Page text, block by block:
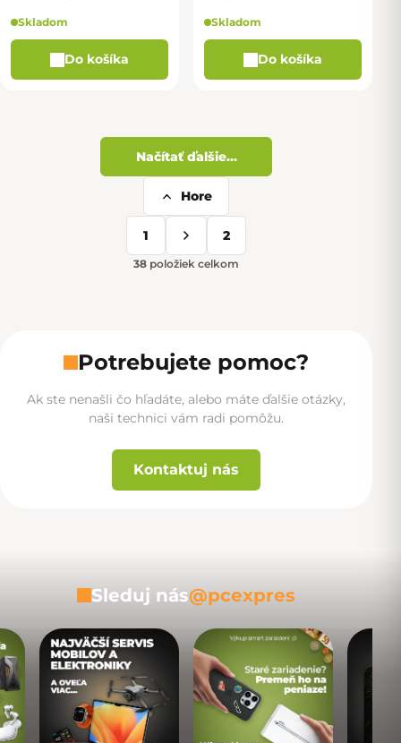
Skladom
Do košíka
Skladom
Do košíka
Ovládacie prvky výpisu
Načítať ďalšie...
1 2
38 položiek celkom
Hore
Potrebujete pomoc?
Ak ste nenašli čo hľadáte, alebo máte ďalšie otázky,
naši technici vám radi pomôžu.
Kontaktuj nás
Sleduj nás@pcexpres